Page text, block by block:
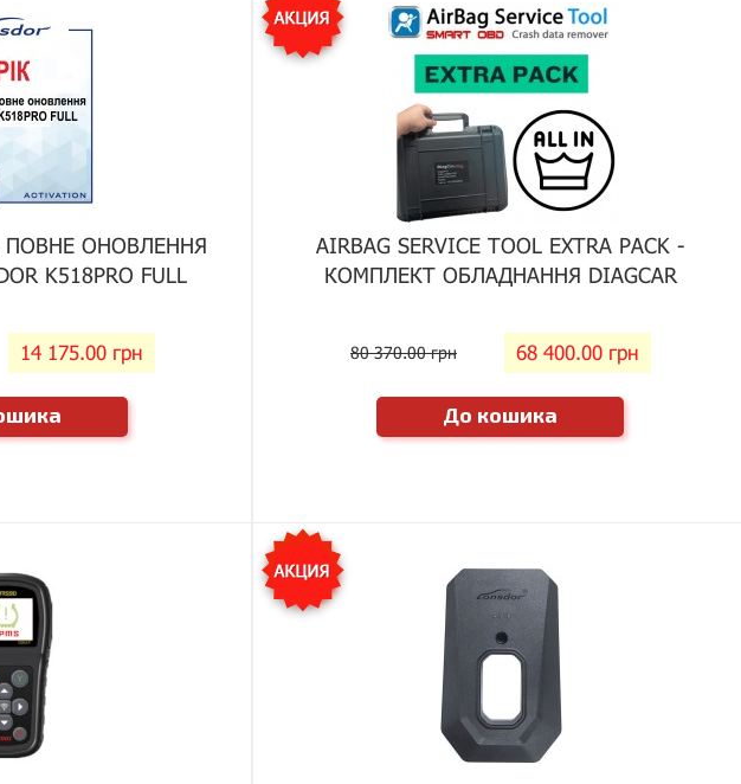
ПОВНЕ ОНОВЛЕННЯ
K518PRO FULL
14 175.00 грн
AIRBAG SERVICE TOOL EXTRA PACK -
КОМПЛЕКТ ОБЛАДНАННЯ DIAGCAR
80 370.00 грн 68 400.00 грн
До кошика